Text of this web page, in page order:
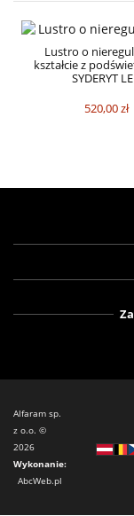
Lustro o
kształcie z
SYDERYT
520,00 zł
Alfaram sp.
z o.o. ©
2026
Wykonanie:
AbcWeb.pl